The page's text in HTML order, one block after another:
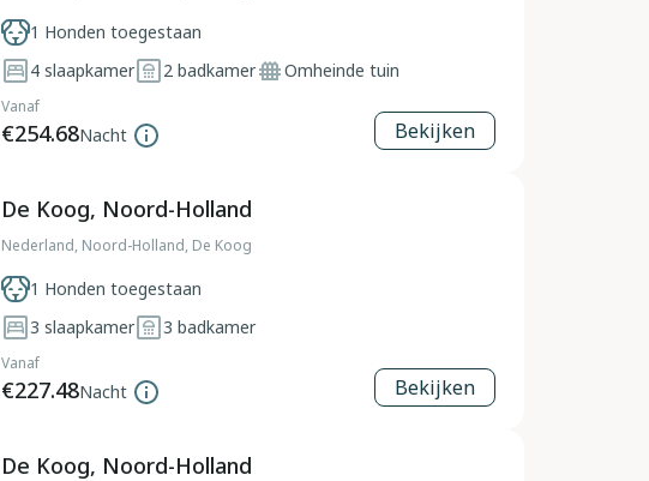
1 Honden toegestaan
4 slaapkamer 2 badkamer Omheinde tuin
Vanaf
€254.68Nacht Bekijken
De Koog, Noord-Holland
Nederland, Noord-Holland, De Koog
1 Honden toegestaan
3 slaapkamer 3 badkamer
Vanaf
€227.48Nacht Bekijken
De Koog, Noord-Holland